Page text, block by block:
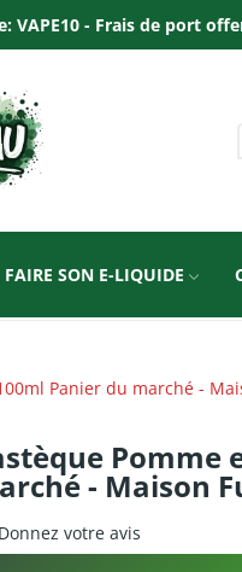
VAPE10 - Frais de port
FAIRE SON E-LIQUIDE
Panier du marché -
Pomme
- Maison
Donnez votre avis